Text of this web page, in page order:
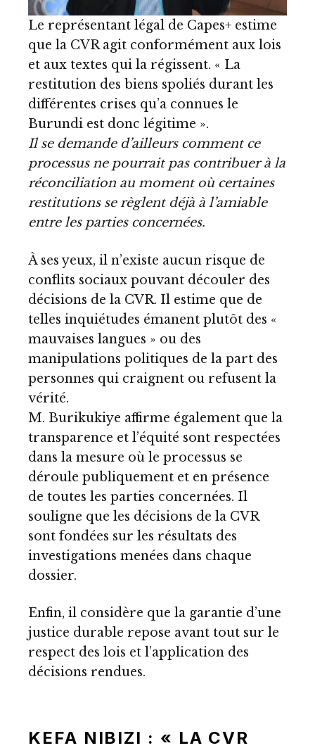
Le représentant légal de Capes+ estime
que la CVR agit conformément aux lois
et aux textes qui la régissent. « La
restitution des biens spoliés durant les
différentes crises qu’a connues le
Burundi est donc légitime ».
Il se demande d’ailleurs comment ce
processus ne pourrait pas contribuer à la
réconciliation au moment où certaines
restitutions se règlent déjà à l’amiable
entre les parties concernées.
À ses yeux, il n’existe aucun risque de
conflits sociaux pouvant découler des
décisions de la CVR. Il estime que de
telles inquiétudes émanent plutôt des «
mauvaises langues » ou des
manipulations politiques de la part des
personnes qui craignent ou refusent la
vérité.
M. Burikukiye affirme également que la
transparence et l’équité sont respectées
dans la mesure où le processus se
déroule publiquement et en présence
de toutes les parties concernées. Il
souligne que les décisions de la CVR
sont fondées sur les résultats des
investigations menées dans chaque
dossier.
Enfin, il considère que la garantie d’une
justice durable repose avant tout sur le
respect des lois et l’application des
décisions rendues.
KEFA NIBIZI : « LA CVR